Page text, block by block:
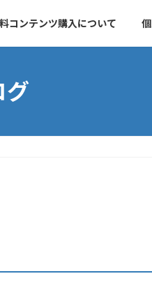
コンテンツ購入について
グ